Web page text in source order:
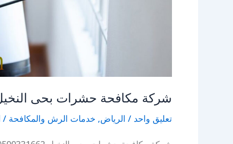
شركة مكافحة حشرات بحى
تعليق واحد / الرياض, خدمات الرش والمكافحة /